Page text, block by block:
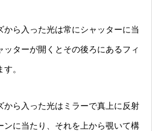
ら入った光は常にシャッターに当
ターが開くとその後ろにあるフィ
。
から入った光はミラーで真上に反射
ンに当たり、それを上から覗いて構